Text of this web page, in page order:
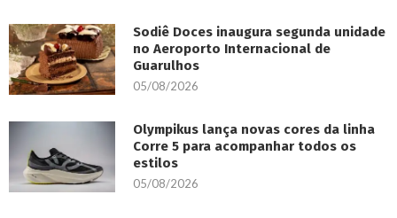
Sodiê Doces inaugura segunda unidade
no Aeroporto Internacional de
Guarulhos
05/08/2026
Olympikus lança novas cores da linha
Corre 5 para acompanhar todos os
estilos
05/08/2026